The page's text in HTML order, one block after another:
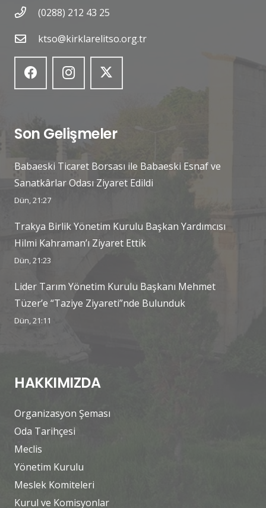
(0288) 212 43 25
ktso@kirklarelitso.org.tr
Son Gelişmeler
Babaeski Ticaret Borsası ile Babaeski Esnaf ve
Sanatkârlar Odası Ziyaret Edildi
Dün, 21:27
Trakya Birlik Yönetim Kurulu Başkan Yardımcısı
Hilmi Kahraman’ı Ziyaret Ettik
Dün, 21:23
Lider Tarım Yönetim Kurulu Başkanı Mehmet
Tüzer’e “Taziye Ziyareti”nde Bulunduk
Dün, 21:11
HAKKIMIZDA
Organizasyon Şeması
Oda Tarihçesi
Meclis
Yönetim Kurulu
Meslek Komiteleri
Kurul ve Komisyonlar